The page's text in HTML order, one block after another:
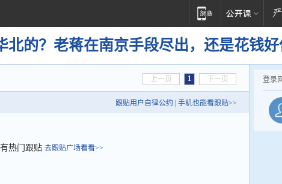
北的？老蒋在南京手段尽出，还是花钱好
上一页 1 下一页
跟贴用户自律公约 手机也能看跟贴>>
热门跟贴 去跟贴广场看看>>
登录